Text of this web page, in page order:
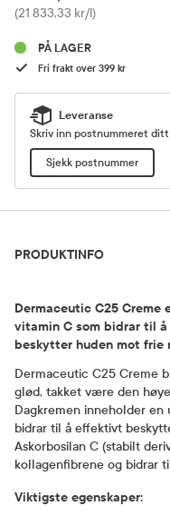
Pris
(21 833,33 kr/l)
PÅ LAGER
Fri frakt over 399 kr
Leveranse
Skriv inn postnummeret
Sjekk postnummer
PRODUKTINFO
Dermaceutic C25 Creme
vitamin C som bidrar til
beskytter huden mot frie
Dermaceutic C25 Creme
glød, takket være den
Dagkremen inneholder en
bidrar til å effektivt
Askorbosilan C (stabilt
kollagenfibrene og bidrar
Viktigste egenskaper: